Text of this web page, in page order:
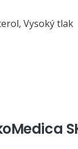
Vysoký tlak